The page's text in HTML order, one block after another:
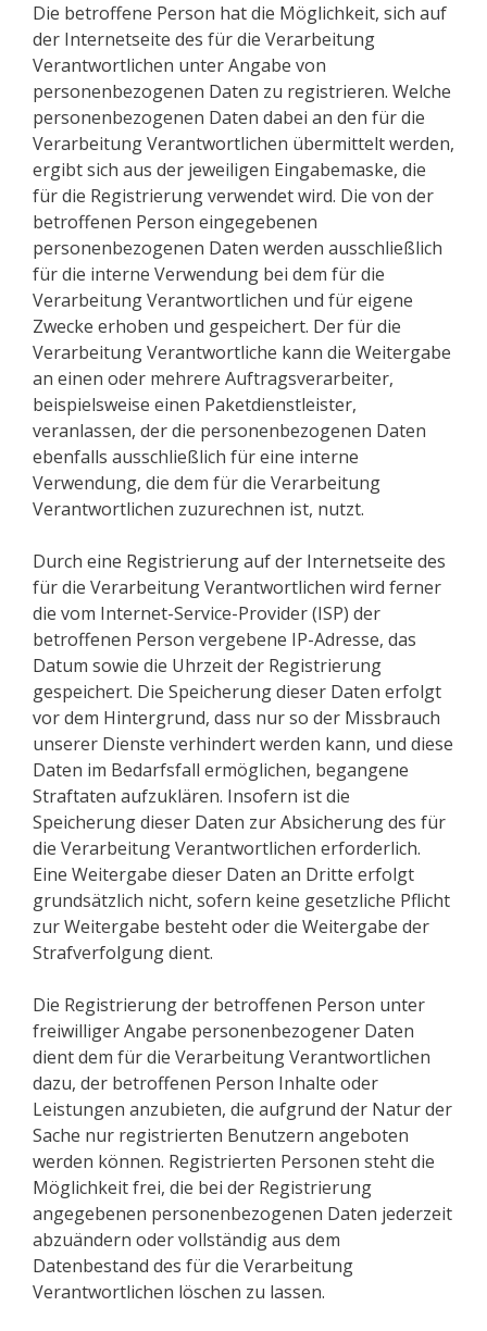
Die betroffene Person hat die Möglichkeit, sich auf
der Internetseite des für die Verarbeitung
Verantwortlichen unter Angabe von
personenbezogenen Daten zu registrieren. Welche
personenbezogenen Daten dabei an den für die
Verarbeitung Verantwortlichen übermittelt werden,
ergibt sich aus der jeweiligen Eingabemaske, die
für die Registrierung verwendet wird. Die von der
betroffenen Person eingegebenen
personenbezogenen Daten werden ausschließlich
für die interne Verwendung bei dem für die
Verarbeitung Verantwortlichen und für eigene
Zwecke erhoben und gespeichert. Der für die
Verarbeitung Verantwortliche kann die Weitergabe
an einen oder mehrere Auftragsverarbeiter,
beispielsweise einen Paketdienstleister,
veranlassen, der die personenbezogenen Daten
ebenfalls ausschließlich für eine interne
Verwendung, die dem für die Verarbeitung
Verantwortlichen zuzurechnen ist, nutzt.
Durch eine Registrierung auf der Internetseite des
für die Verarbeitung Verantwortlichen wird ferner
die vom Internet-Service-Provider (ISP) der
betroffenen Person vergebene IP-Adresse, das
Datum sowie die Uhrzeit der Registrierung
gespeichert. Die Speicherung dieser Daten erfolgt
vor dem Hintergrund, dass nur so der Missbrauch
unserer Dienste verhindert werden kann, und diese
Daten im Bedarfsfall ermöglichen, begangene
Straftaten aufzuklären. Insofern ist die
Speicherung dieser Daten zur Absicherung des für
die Verarbeitung Verantwortlichen erforderlich.
Eine Weitergabe dieser Daten an Dritte erfolgt
grundsätzlich nicht, sofern keine gesetzliche Pflicht
zur Weitergabe besteht oder die Weitergabe der
Strafverfolgung dient.
Die Registrierung der betroffenen Person unter
freiwilliger Angabe personenbezogener Daten
dient dem für die Verarbeitung Verantwortlichen
dazu, der betroffenen Person Inhalte oder
Leistungen anzubieten, die aufgrund der Natur der
Sache nur registrierten Benutzern angeboten
werden können. Registrierten Personen steht die
Möglichkeit frei, die bei der Registrierung
angegebenen personenbezogenen Daten jederzeit
abzuändern oder vollständig aus dem
Datenbestand des für die Verarbeitung
Verantwortlichen löschen zu lassen.